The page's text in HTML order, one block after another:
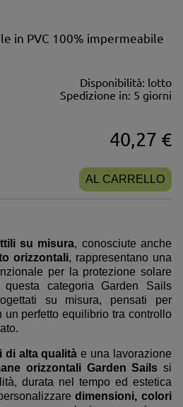
in PVC 100% impermeabile
Disponibilità: lotto
Spedizione in: 5 giorni
40,27 €
AL CARRELLO
su misura, conosciute anche
orizzontali, rappresentano una
per la protezione solare
categoria Garden Sails
su misura, pensati per
un perfetto equilibrio tra controllo
di alta qualità e una lavorazione
orizzontali Garden Sails si
durata nel tempo ed estetica
dimensioni, colori